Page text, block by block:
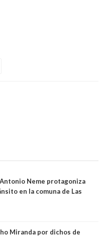
Neme protagoniza
en la comuna de Las
Miranda por dichos de